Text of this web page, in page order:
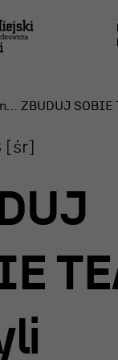
Letnia
[śr]